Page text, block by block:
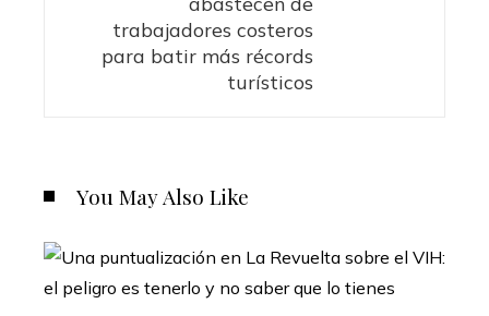
trabajadores costeros
para batir más récords
turísticos
You May Also Like